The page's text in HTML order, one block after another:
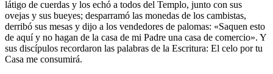
látigo de cuerdas y los echó a todos del Templo, junto con sus
ovejas y sus bueyes; desparramó las monedas de los cambistas,
derribó sus mesas y dijo a los vendedores de palomas: «Saquen esto
de aquí y no hagan de la casa de mi Padre una casa de comercio». Y
sus discípulos recordaron las palabras de la Escritura: El celo por tu
Casa me consumirá.